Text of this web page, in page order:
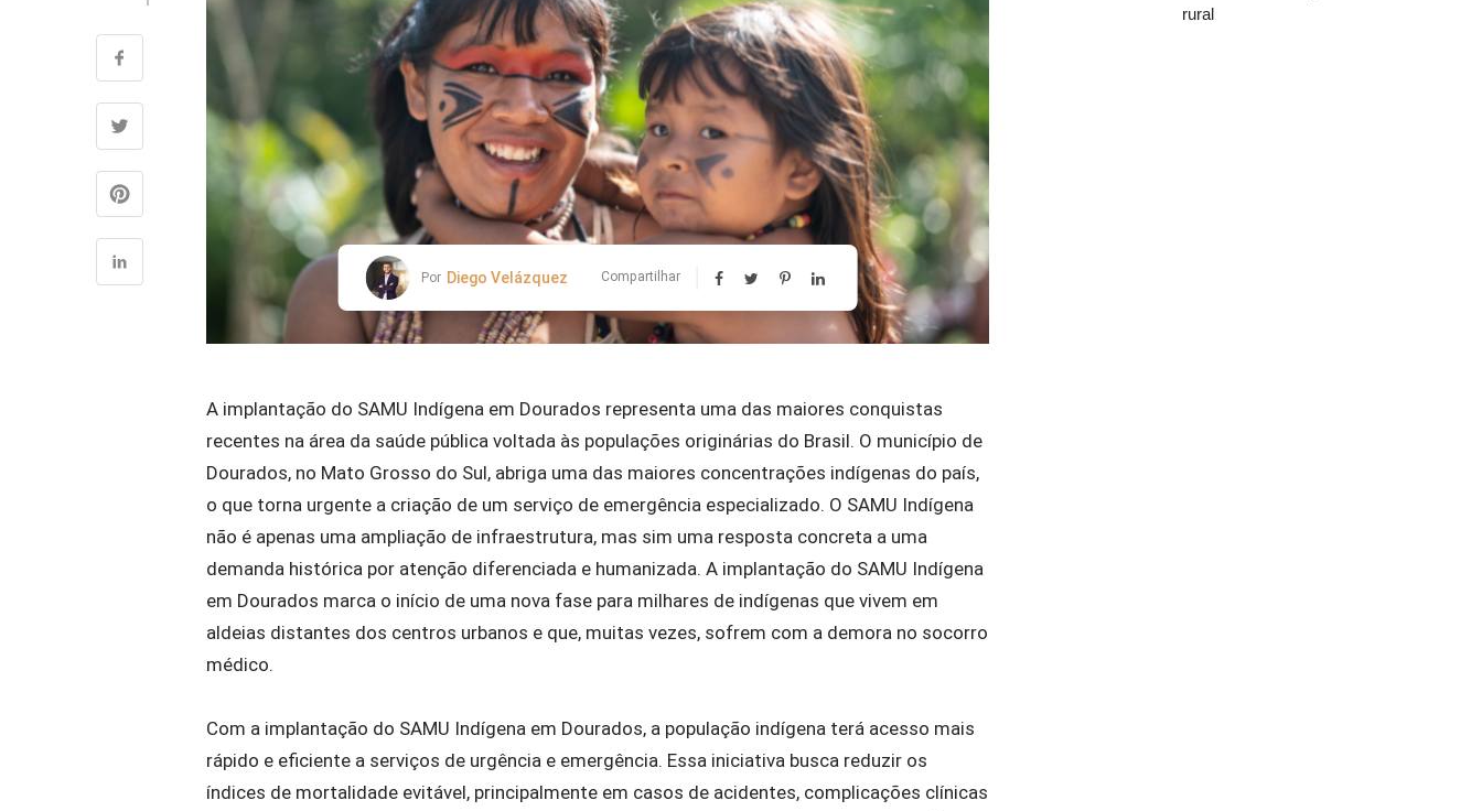
Por Diego Velázquez Compartilhar
A implantação do SAMU Indígena em Dourados representa uma das maiores conquistas
recentes na área da saúde pública voltada às populações originárias do Brasil. O município de
Dourados, no Mato Grosso do Sul, abriga uma das maiores concentrações indígenas do país,
o que torna urgente a criação de um serviço de emergência especializado. O SAMU Indígena
não é apenas uma ampliação de infraestrutura, mas sim uma resposta concreta a uma
demanda histórica por atenção diferenciada e humanizada. A implantação do SAMU Indígena
em Dourados marca o início de uma nova fase para milhares de indígenas que vivem em
aldeias distantes dos centros urbanos e que, muitas vezes, sofrem com a demora no socorro
médico.
Com a implantação do SAMU Indígena em Dourados, a população indígena terá acesso mais
rápido e eficiente a serviços de urgência e emergência. Essa iniciativa busca reduzir os
índices de mortalidade evitável, principalmente em casos de acidentes, complicações clínicas
rural